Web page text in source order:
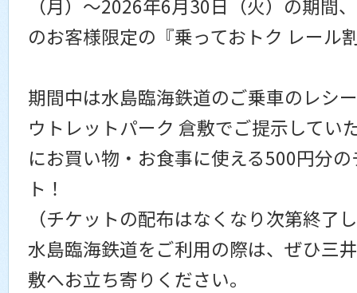
（月）～2026年6月30日（火）の期間
のお客様限定の『乗っておトク レール
期間中は水島臨海鉄道のご乗車のレシ
ウトレットパーク 倉敷でご提示してい
にお買い物・お食事に使える500円分
ト！
（チケットの配布はなくなり次第終了
水島臨海鉄道をご利用の際は、ぜひ三
敷へお立ち寄りください。